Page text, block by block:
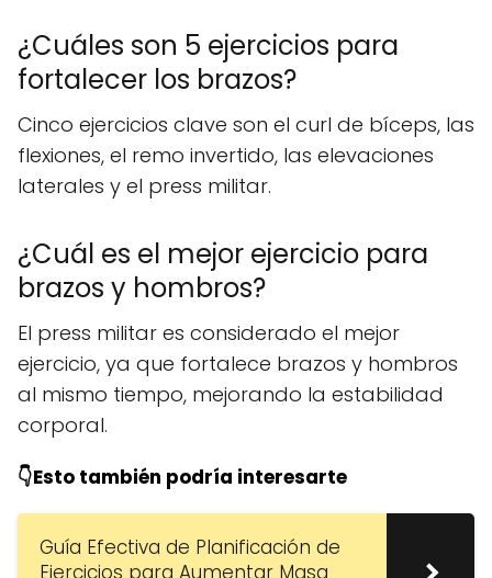
¿Cuáles son 5 ejercicios para
fortalecer los brazos?
Cinco ejercicios clave son el curl de bíceps, las
flexiones, el remo invertido, las elevaciones
laterales y el press militar.
¿Cuál es el mejor ejercicio para
brazos y hombros?
El press militar es considerado el mejor
ejercicio, ya que fortalece brazos y hombros
al mismo tiempo, mejorando la estabilidad
corporal.
👇Esto también podría interesarte
Guía Efectiva de Planificación de
Ejercicios para Aumentar Masa